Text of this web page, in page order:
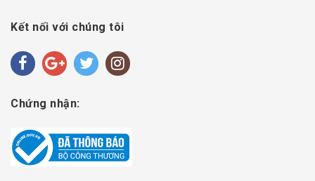
Kết nối với chúng tôi
Chứng nhận: